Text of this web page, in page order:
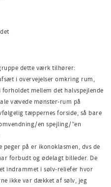
dette værk tilhører:
i overvejelser omkring rum,
mellem det halvspejlende
vævede mønster-rum på
tæppernes forside, så bare
en spejling/”en
på er ikonoklasmen, dvs de
forbudt og ødelagt billeder. De
indrammet i sølv-reliefer hvor
ikke var dækket af sølv, jeg